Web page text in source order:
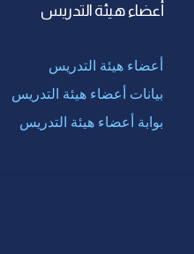
أعضاء هيئة التدريس
أعضاء هيئة التدريس
بيانات أعضاء هيئة التدريس
بوابة أعضاء هيئة التدريس